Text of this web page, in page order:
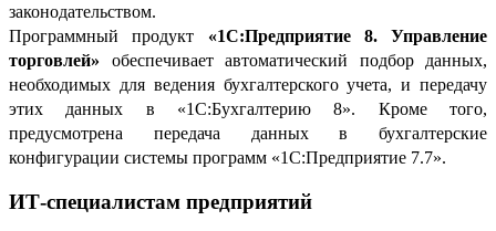
законодательством.
Программный продукт «1С:Предприятие 8. Управление
торговлей» обеспечивает автоматический подбор данных,
необходимых для ведения бухгалтерского учета, и передачу
этих данных в «1С:Бухгалтерию 8». Кроме того,
предусмотрена передача данных в бухгалтерские
конфигурации системы программ «1С:Предприятие 7.7».
ИТ-специалистам предприятий